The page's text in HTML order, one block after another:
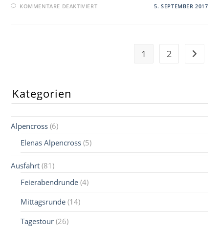
KOMMENTARE DEAKTIVIERTFÜR 5. SEPTEMBER 2017
1 2 Zur
Kategorien
Alpencross (6)
Elenas Alpencross (5)
Ausfahrt (81)
Feierabendrunde (4)
Mittagsrunde (14)
Tagestour (26)